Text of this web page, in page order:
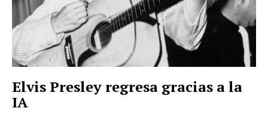
Aguascalientes Baja California
Baja California Sur Campeche
Chiapas
Chihuahua
Ciudad de México Coahuila
Colima Durango
Estado de México
Guanajuato
Guerrero Hidalgo
Jalisco
Michoacán
Zacatecas Veracruz
Tlaxcala Tamaulipas Tabasco
Sonora
Sinaloa
Elvis Presley regresa gracias a la
IA